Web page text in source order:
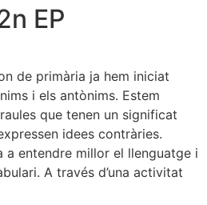
EP
de primària ja hem iniciat
i els antònims. Estem
que tenen un significat
idees contràries.
a entendre millor el llenguatge i
A través d’una activitat